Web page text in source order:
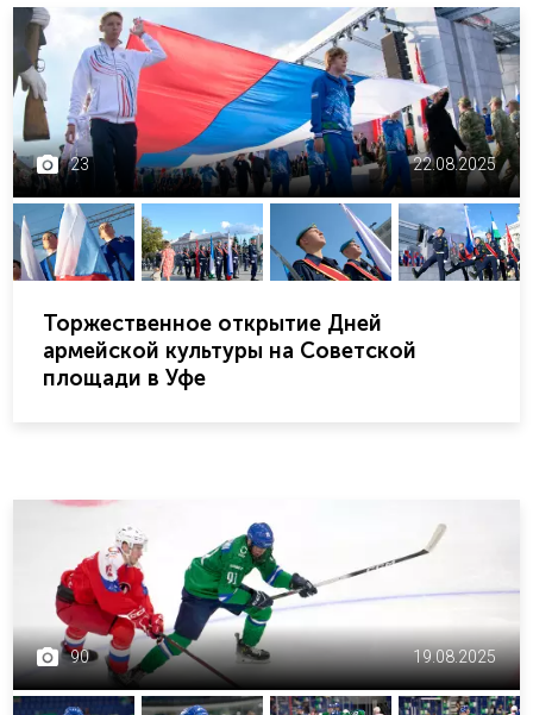
23 22.08.2025
Торжественное открытие Дней
армейской культуры на Советской
площади в Уфе
90 19.08.2025